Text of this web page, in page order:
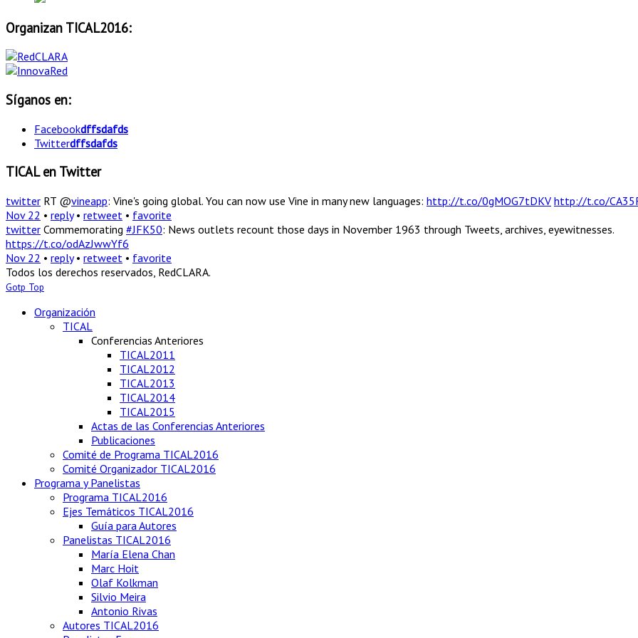
Organizan TICAL2016:
Síganos en:
Facebookdffsdafds
Twitterdffsdafds
TICAL en Twitter
twitter RT @vineapp: Vine's going global. You can now use Vine in many new languages: http://t.co/0gMOG7tDKV http://t.co/
Nov 22 • reply• retweet • favorite
twitter Commemorating #JFK50: News outlets recount those days in November 1963 through Tweets, archives, eyewitnesses.
https://t.co/odAzJwwYf6
Nov 22 • reply• retweet • favorite
Todos los derechos reservados, RedCLARA.
Gotp Top
Organización
TICAL
Conferencias Anteriores
TICAL2011
TICAL2012
TICAL2013
TICAL2014
TICAL2015
Actas de las Conferencias Anteriores
Publicaciones
Comité de Programa TICAL2016
Comité Organizador TICAL2016
Programa y Panelistas
Programa TICAL2016
Ejes Temáticos TICAL2016
Guía para Autores
Panelistas TICAL2016
María Elena Chan
Marc Hoit
Olaf Kolkman
Silvio Meira
Antonio Rivas
Autores TICAL2016